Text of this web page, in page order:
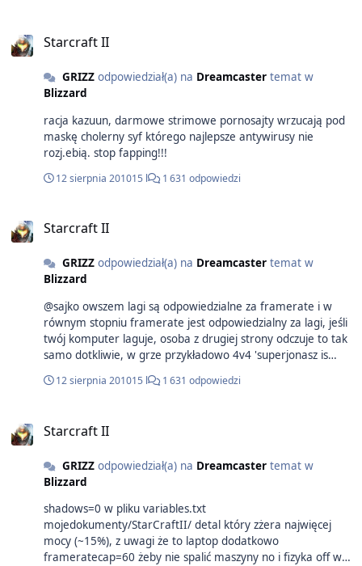
Starcraft II
GRIZZodpowiedział(a) na Dreamcastertemat w
Blizzard
racja kazuun, darmowe strimowe pornosajty wrzucają pod
maskę cholerny syf którego najlepsze antywirusy nie
rozj.ebią. stop fapping!!!
12 sierpnia 201015 l 1 631 odpowiedzi
Starcraft II
GRIZZodpowiedział(a) na Dreamcastertemat w
Blizzard
@sajko owszem lagi są odpowiedzialne za framerate i w
równym stopniu framerate jest odpowiedzialny za lagi, jeśli
twój komputer laguje, osoba z drugiej strony odczuje to tak
samo dotkliwie, w grze przykładowo 4v4 'superjonasz is
chociaż co niektórym się wydaje że 15 fps wystarcza do
topic_id=120860 dobry guide
12 sierpnia 201015 l 1 631 odpowiedzi
Starcraft II
GRIZZodpowiedział(a) na Dreamcastertemat w
Blizzard
shadows=0 w pliku variables.txt
mojedokumenty/StarCraftII/ detal który zżera najwięcej
mocy (~15%), z uwagi że to laptop dodatkowo
frameratecap=60 żeby nie spalić maszyny no i fizyka off w